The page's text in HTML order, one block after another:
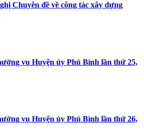
Chuyên đề về công tác xây dựng
vụ Huyện ủy Phú Bình lần thứ 25,
vụ Huyện ủy Phú Bình lần thứ 26,